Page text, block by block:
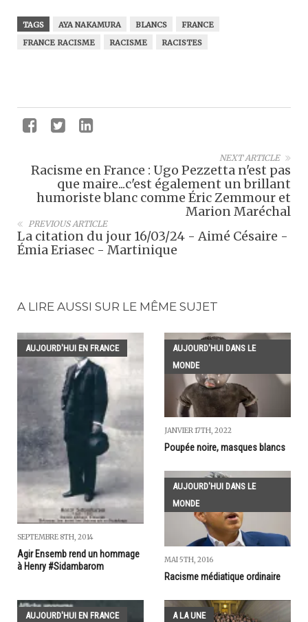
TAGS AYA NAKAMURA BLANCS
FRANCE
FRANCE RACISME
RACISME RACISTES
NEXT ARTICLE
Racisme en France : Ugo Pezzetta n'est pas
que maire...c'est également un brillant
humoriste blanc comme Éric Zemmour et
Marion Maréchal
PREVIOUS ARTICLE
La citation du jour 16/03/24 - Aimé Césaire -
Émia Eriasec - Martinique
A LIRE AUSSI SUR LE MÊME SUJET
AUJOURD'HUI EN FRANCE
SEPTEMBRE 8TH, 2014
Agir Ensemb rend un hommage
à Henry #Sidambarom
AUJOURD'HUI DANS LE
MONDE
JANVIER 17TH, 2022
Poupée noire, masques blancs
AUJOURD'HUI DANS LE
MONDE
MAI 5TH, 2016
Racisme médiatique ordinaire
AUJOURD'HUI EN FRANCE A LA UNE